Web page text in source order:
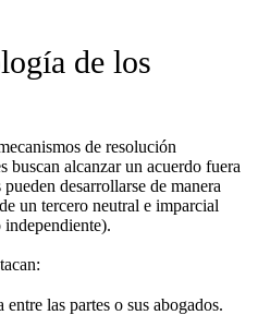
de los
de resolución
buscan alcanzar un acuerdo fuera
desarrollarse de manera
un tercero neutral e imparcial
las partes o sus abogados.